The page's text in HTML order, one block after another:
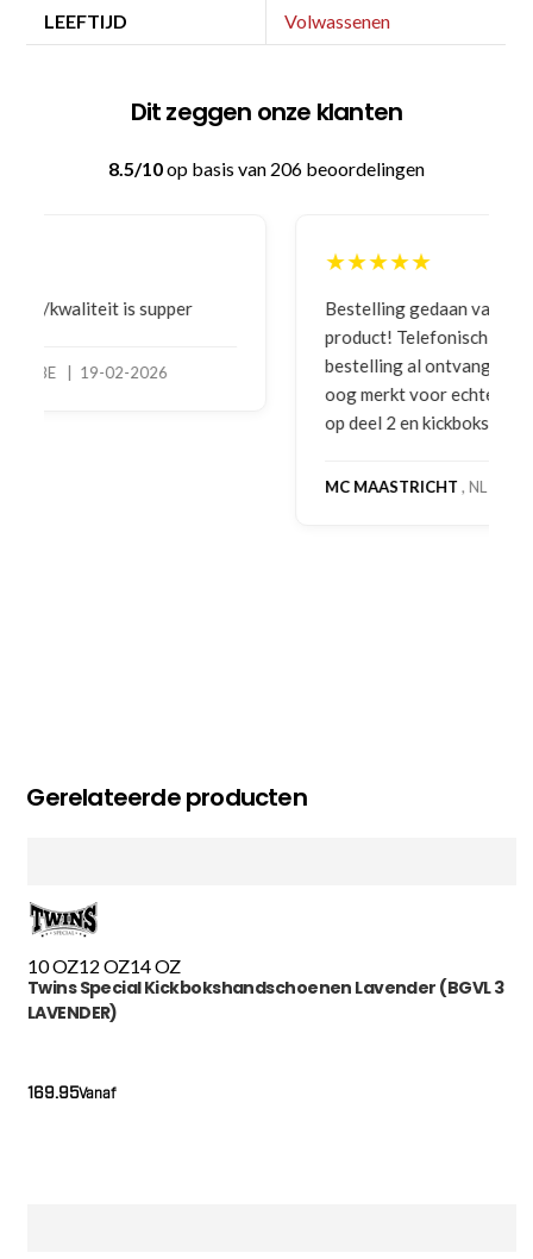
LEEFTIJD Volwassenen
Dit zeggen onze klanten
8.5/10op basis van 206 beoordelingen
Bestelling gedaan vanwege goede prijzen en
product! Telefonisch contact gehad en 1e deel
bestelling al ontvangen met gifts, waardoor je
oog merkt voor echte service. Nu nog wachten
, NL | 11-02-2026
Gerelateerde producten
10 OZ12 OZ14 OZ
Twins Special Kickbokshandschoenen Lavender (BGVL 3
LAVENDER)
Vanaf
169.95